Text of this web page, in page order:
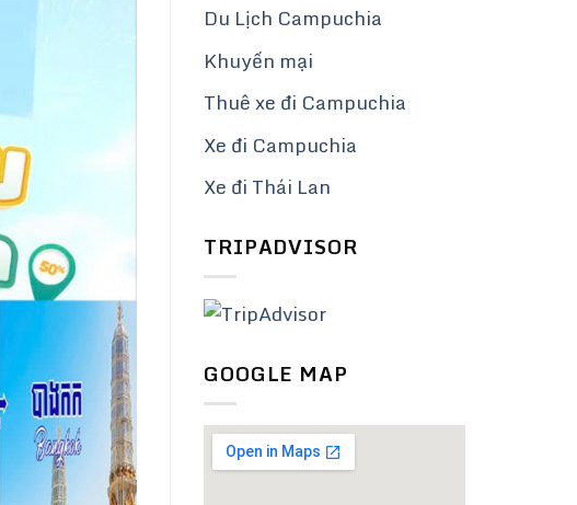
Du Lịch Campuchia
Khuyến mại
Thuê xe đi Campuchia
Xe đi Campuchia
Xe đi Thái Lan
TRIPADVISOR
GOOGLE MAP